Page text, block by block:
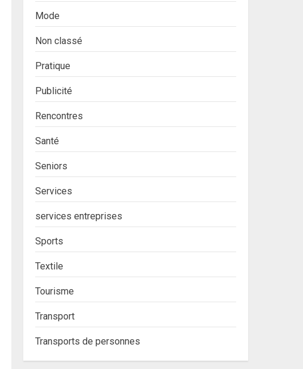
Mode
Non classé
Pratique
Publicité
Rencontres
Santé
Seniors
Services
services entreprises
Sports
Textile
Tourisme
Transport
Transports de personnes